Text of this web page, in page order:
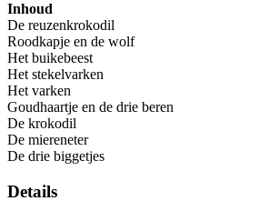
Inhoud
De reuzenkrokodil
Roodkapje en de wolf
Het buikebeest
Het stekelvarken
Het varken
Goudhaartje en de drie beren
De krokodil
De miereneter
De drie biggetjes
Details